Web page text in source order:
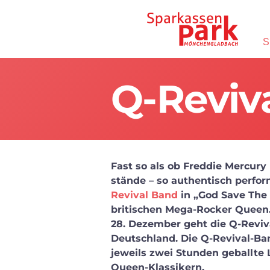
Q-
Fast so als ob Freddie
stände – so authentisch
Revival Band in „God Save
britischen Mega-Rocker
28. Dezember geht die Q-
Deutschland. Die Q-Revival-
jeweils zwei Stunden geballte
Queen-Klassikern.